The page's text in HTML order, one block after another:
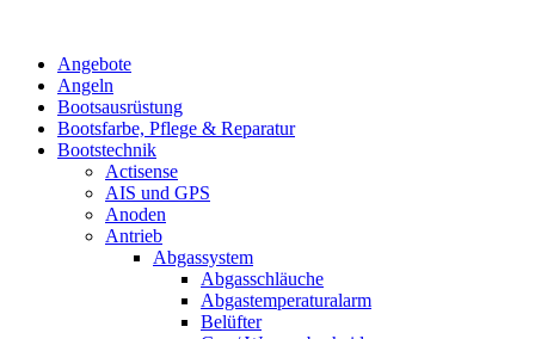
Angebote
Angeln
Bootsausrüstung
Bootsfarbe, Pflege & Reparatur
Bootstechnik
Actisense
AIS und GPS
Anoden
Antrieb
Abgassystem
Abgasschläuche
Abgastemperaturalarm
Belüfter